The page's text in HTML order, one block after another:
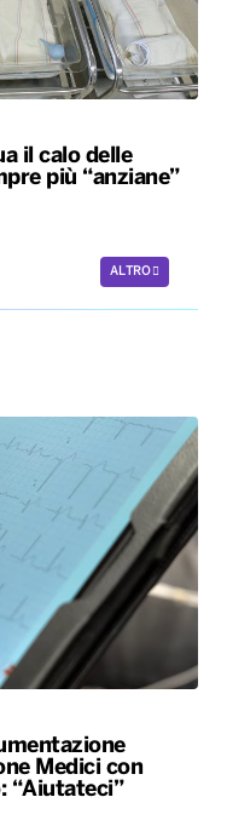
il calo delle
più “anziane”
ALTRO
Medici con
“Aiutateci”